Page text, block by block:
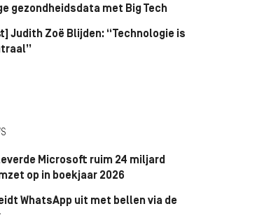
gezondheidsdata met Big Tech
Judith Zoë Blijden: “Technologie is
Microsoft ruim 24 miljard
op in boekjaar 2026
WhatsApp uit met bellen via de